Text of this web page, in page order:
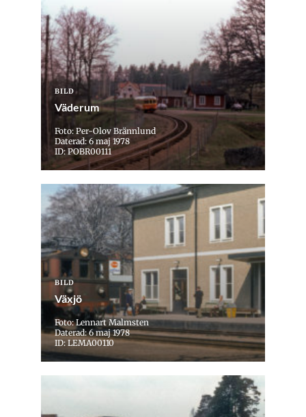
BILD
Väderum
Foto: Per-Olov Brännlund
Daterad: 6 maj 1978
ID: POBR00111
BILD
Växjö
Foto: Lennart Malmsten
Daterad: 6 maj 1978
ID: LEMA00110